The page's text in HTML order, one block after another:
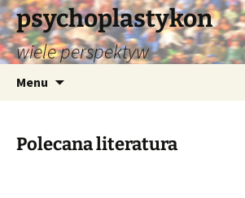
psychoplastykon
wiele perspektyw
Menu
Polecana literatura